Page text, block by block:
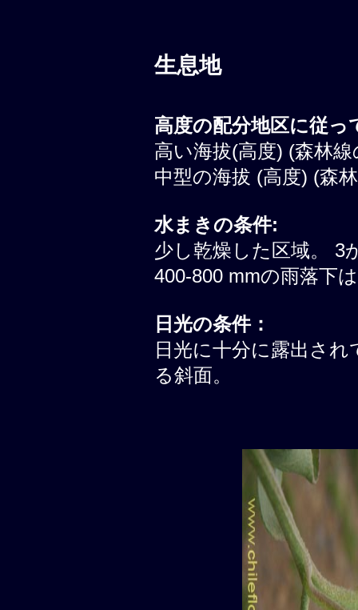
生息地
高度の配分地区に従っ
高い海拔(高度) (森林
中型の海拔 (高度) (森
水まきの条件:
少し乾燥した区域。 3
400-800 mmの雨落下
日光の条件：
日光に十分に露出さ
る斜面。